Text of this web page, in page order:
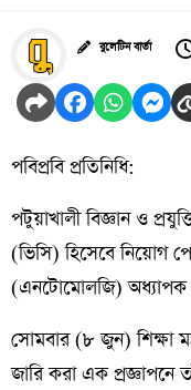
বুলেটিন বার্তা
পবিপ্রবি প্রতিনিধি:
পটুয়াখালী বিজ্ঞান ও
(ভিসি) হিসেবে নিয়োগ
(এনটোমোলজি) অধ্যাপক
সোমবার (৮ জুন) শিক্ষা
জারি করা এক প্রজ্ঞাপনে